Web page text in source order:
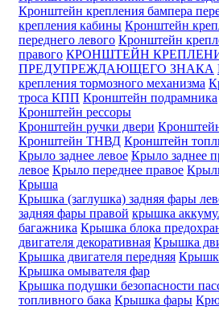
Кронштейн крепления бампера
крепления кабины Кронштейн
переднего левого Кронштейн
правого КРОНШТЕЙН
ПРЕДУПРЕЖДАЮЩЕГО ЗНАКА
крепления тормозного механизма
троса КПП Кронштейн подрамника
Кронштейн рессоры
Кронштейн ручки двери
Кронштейн ТНВД Кронштейн
Крыло заднее левое Крыло заднее
левое Крыло переднее правое
Крыша
Крышка (заглушка) задняя фары
задняя фары правой крышка
багажника Крышка блока
двигателя декоративная Крышка
Крышка двигателя передняя
Крышка омывателя фар
Крышка подушки безопасности
топливного бака Крышка фары